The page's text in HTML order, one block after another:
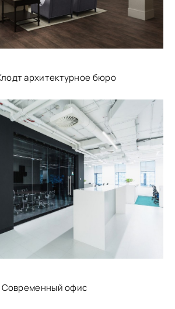
архитектурное бюро
Современный офис